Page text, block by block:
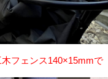
フェンス140×15mmで